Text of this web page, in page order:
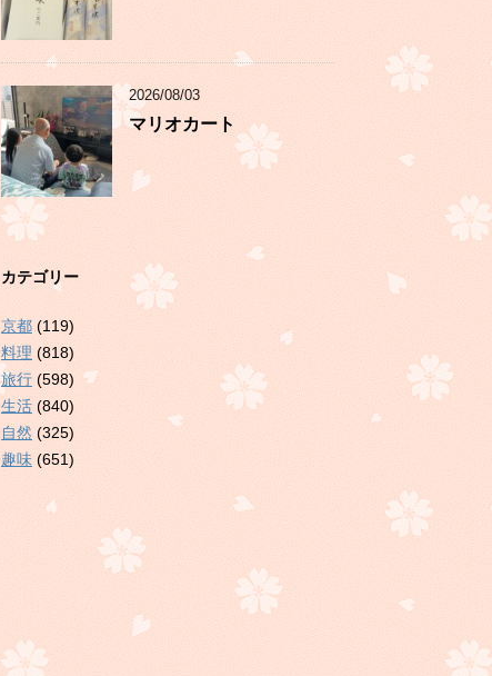
2026/08/03
マリオカート
カテゴリー
京都 (119)
料理 (818)
旅行 (598)
生活 (840)
自然 (325)
趣味 (651)